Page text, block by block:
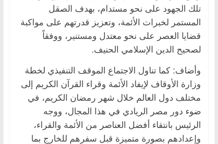
تلك الجهود على نحو مستدام، بهدف الصقل
المستمر لخبرات الأئمة، وتعزيز قدرتهم على مواكبة
قضايا العصر على نحو معتدل ومستنير، ووفقاً
لصحيح الدين الإسلامي الحنيف.
وأضاف: كما تناول الاجتماع الموقف التنفيذي لخطة
وزارة الأوقاف لإيفاد الأئمة وقراء القرآن الكريم إلى
مختلف دول العالم خلال شهر رمضان الكريم، في
ضوء دور مصر الريادي في هذا المجال، ووجه
الرئيس بانتقاء أفضل العناصر من الأئمة والقراء،
وإعدادهم بصورة متميزة قبل سفرهم للخارج بما